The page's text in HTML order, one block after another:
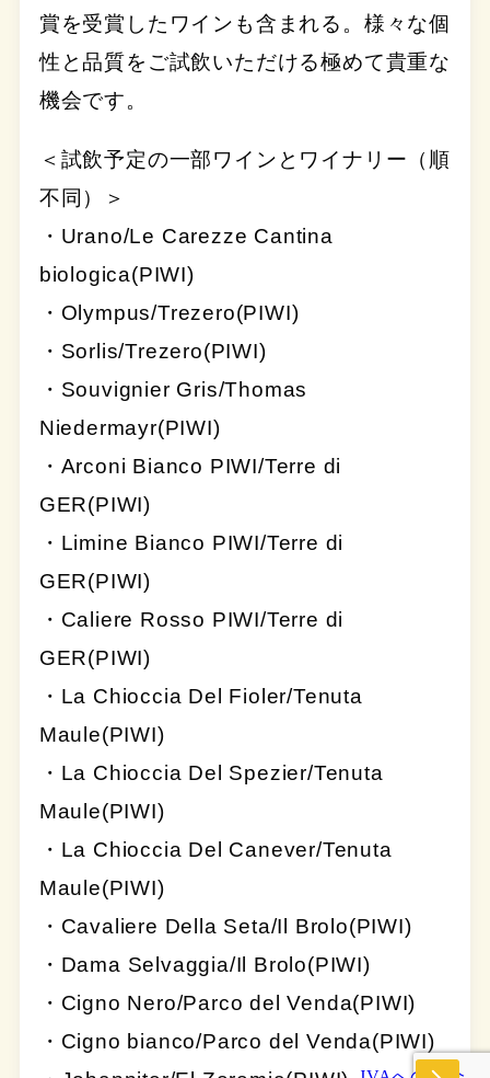
賞を受賞したワインも含まれる。様々な個
性と品質をご試飲いただける極めて貴重な
機会です。
＜試飲予定の一部ワインとワイナリー（順
不同）＞
・Urano/Le Carezze Cantina
biologica(PIWI)
・Olympus/Trezero(PIWI)
・Sorlis/Trezero(PIWI)
・Souvignier Gris/Thomas
Niedermayr(PIWI)
・Arconi Bianco PIWI/Terre di
GER(PIWI)
・Limine Bianco PIWI/Terre di
GER(PIWI)
・Caliere Rosso PIWI/Terre di
GER(PIWI)
・La Chioccia Del Fioler/Tenuta
Maule(PIWI)
・La Chioccia Del Spezier/Tenuta
Maule(PIWI)
・La Chioccia Del Canever/Tenuta
Maule(PIWI)
・Cavaliere Della Seta/Il Brolo(PIWI)
・Dama Selvaggia/Il Brolo(PIWI)
・Cigno Nero/Parco del Venda(PIWI)
・Cigno bianco/Parco del Venda(PIWI)